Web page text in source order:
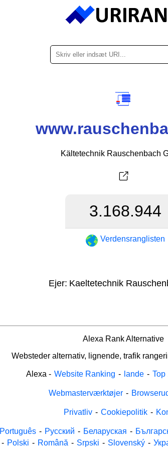
Kältetechnik Rauschenbach
3.168.944
Verdensranglisten
Ejer: Kaeltetechnik
Alexa Rank Alternative
Websteder alternativ, lignende, trafik
Alexa - Website Ranking - lande - Top
Webmasterværktøjer -
Privatliv - Cookiepolitik -
Português - Русский - Беларуская -
- Polski - Română - Srpski - Slovenský -